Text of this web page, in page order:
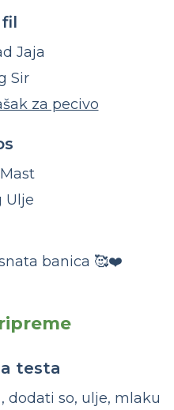
fil
Jaja
Sir
za pecivo
Ulje
banica 🥰❤️
testa
dodati so, ulje, mlaku